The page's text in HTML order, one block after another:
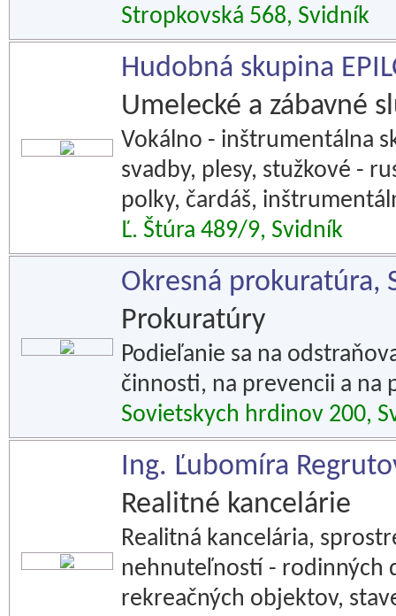
Stropkovská 568, Svidník
Hudobná skupina
Umelecké a zábavné
Vokálno - inštrumentálna
svadby, plesy, stužkové -
polky, čardáš,
Ľ. Štúra 489/9, Svidník
Okresná prokuratúra,
Prokuratúry
Podieľanie sa na
činnosti, na prevencii a na
Sovietskych hrdinov 200,
Ing. Ľubomíra
Realitné kancelárie
Realitná kancelária,
nehnuteľností - rodinných
rekreačných objektov,